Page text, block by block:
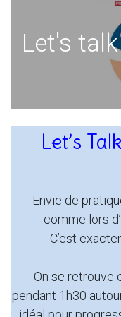
Let's
Let’s
Envie de
comme lors
C’est
On se retrouve
pendant 1h30